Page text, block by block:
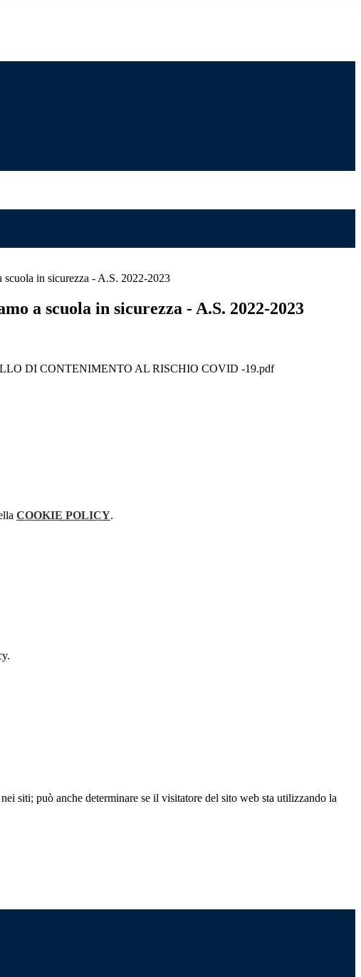
scuola in sicurezza - A.S. 2022-2023
a scuola in sicurezza - A.S. 2022-2023
DI CONTENIMENTO AL RISCHIO COVID -19.pdf
COOKIE POLICY.
siti; può anche determinare se il visitatore del sito web sta utilizzando la